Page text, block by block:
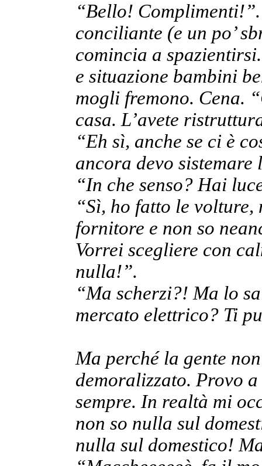
“Bello!
conciliante (e un po’
comincia a
e situazione bambini
mogli fremono. Cena.
casa. L’avete
“Eh sì, anche se ci è
ancora devo sistemare
“In che senso? Hai
“Sì, ho fatto le
fornitore e non so
Vorrei scegliere con
nulla!”.
“Ma scherzi?! Ma lo
mercato elettrico? Ti
Ma perché la gente
demoralizzato. Provo
sempre. In realtà mi
non so nulla sul
nulla sul domestico!